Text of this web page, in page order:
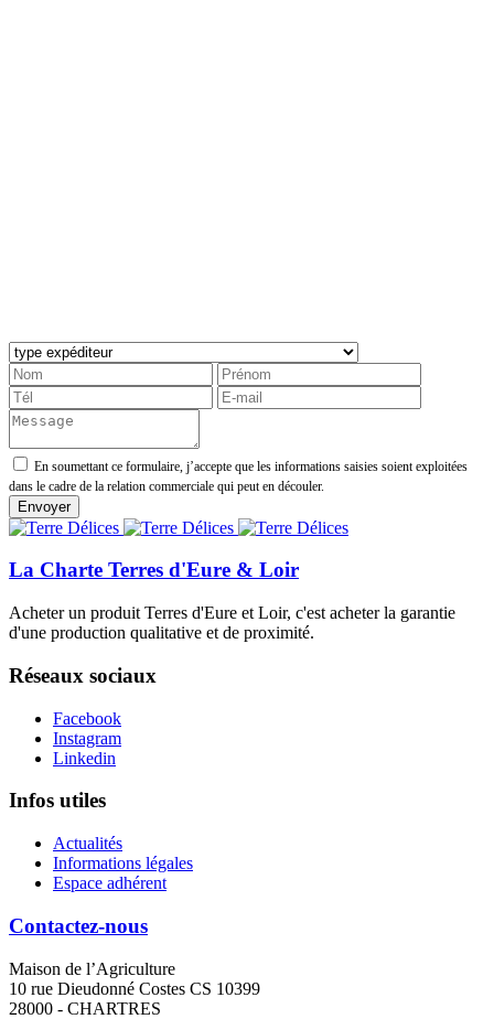
En soumettant ce formulaire, j’accepte que les informations saisies soient exploitées
dans le cadre de la relation commerciale qui peut en découler.
La Charte Terres d'Eure & Loir
Acheter un produit Terres d'Eure et Loir, c'est acheter la garantie
d'une production qualitative et de proximité.
Réseaux sociaux
Facebook
Instagram
Linkedin
Infos utiles
Actualités
Informations légales
Espace adhérent
Contactez-nous
Maison de l’Agriculture
10 rue Dieudonné Costes CS 10399
28000 - CHARTRES